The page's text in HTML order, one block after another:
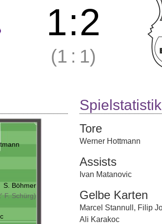
1:2
(1 : 1)
S. Böhmer
F. Schürg)
Spielstatistik
Tore
Werner Hottmann
Assists
Ivan Matanovic
Gelbe Karten
Marcel Stannull , Filip
Ali Karakoc